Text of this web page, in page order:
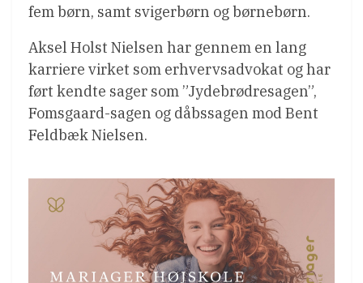
fem børn, samt svigerbørn og børnebørn.
Aksel Holst Nielsen har gennem en lang
karriere virket som erhvervsadvokat og har
ført kendte sager som ”Jydebrødresagen”,
Fomsgaard-sagen og dåbssagen mod Bent
Feldbæk Nielsen.